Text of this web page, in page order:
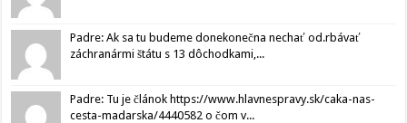
Padre: Ak sa tu budeme donekonečna nechať od.rbávať
záchranármi štátu s 13 dôchodkami,...
Padre: Tu je článok https://www.hlavnespravy.sk/caka-nas-
cesta-madarska/4440582 o čom v...